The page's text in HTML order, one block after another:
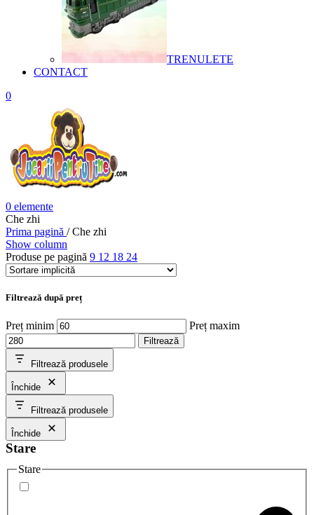
TRENULETE
CONTACT
0
0 elemente
Che zhi
Prima pagină / Che zhi
Show column
Produse pe pagină 9 12 18 24
Filtrează după preț
Preț minim Preț maxim
Filtrează
Filtrează produsele
Închide
Filtrează produsele
Închide
Stare
Stare